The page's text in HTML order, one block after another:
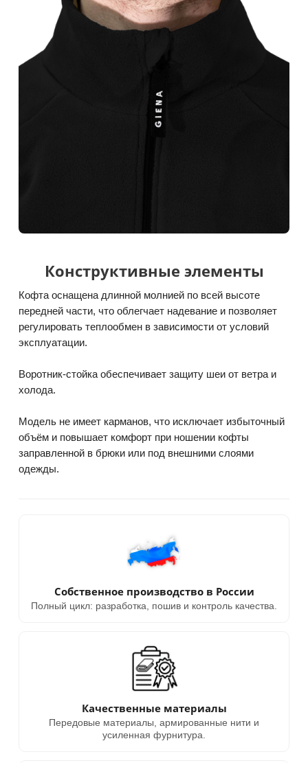
Конструктивные элементы
Кофта оснащена длинной молнией по всей высоте
передней части, что облегчает надевание и позволяет
регулировать теплообмен в зависимости от условий
эксплуатации.
Воротник-стойка обеспечивает защиту шеи от ветра и
холода.
Модель не имеет карманов, что исключает избыточный
объём и повышает комфорт при ношении кофты
заправленной в брюки или под внешними слоями
одежды.
Собственное производство в России
Полный цикл: разработка, пошив и контроль качества.
Качественные материалы
Передовые материалы, армированные нити и
усиленная фурнитура.